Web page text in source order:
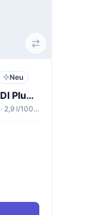
Neu
Hyundai Tucson 1.6 T-GDI Plug-in Hybrid Trend
SUV · Hybrid · 288 PS · Automatik · 2,9 l/100km